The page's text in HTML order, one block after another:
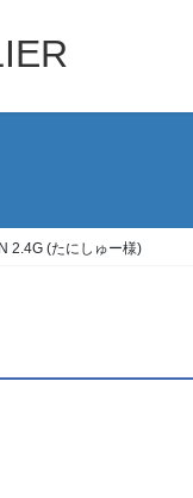
2.4G (たにしゅー様)